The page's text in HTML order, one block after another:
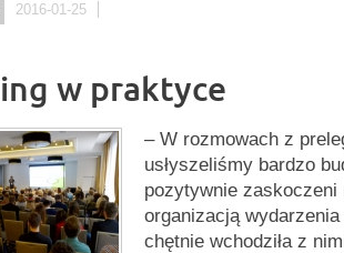
2016-01-25
w praktyce
– W rozmowach z
usłyszeliśmy bardzo
pozytywnie zaskoczeni
organizacją
chętnie wchodziła z